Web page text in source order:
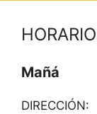
Mañá
DIRECCIÓN: